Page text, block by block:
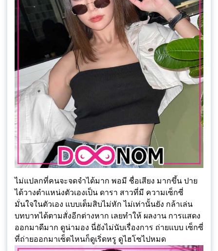
ไม่แปลกที่คนจะจดจำได้มาก พอมี ชื่อเสียง มากขึ้น ปาย
ได้วางตำแหน่งตัวเองเป็น ดารา สาวที่มี ความเซ็กซี่
มั่นใจในตัวเอง แบบเต็มสิบไม่หัก ไม่เท่านั้นยัง กล้าเล่น
บทบาทได้ตามสั่งอีกต่างหาก เลยทำให้ ผลงาน การแสดง
ออกมาดีมาก ดูน่ามอง นี่ยังไม่นับเรื่องการ ถ่ายแบบ เซ็กซี่
ที่ถ่ายออกมาเซ็ตไหนก็ดูเริ่ดหรู ดูไฮโซไปหมด